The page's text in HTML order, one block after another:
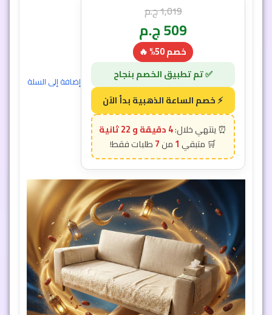
1,019ج.م
509ج.م
خصم 50% 🔥
4 دقيقة و 19 ثانية
1
7
إضافة إلى السلة